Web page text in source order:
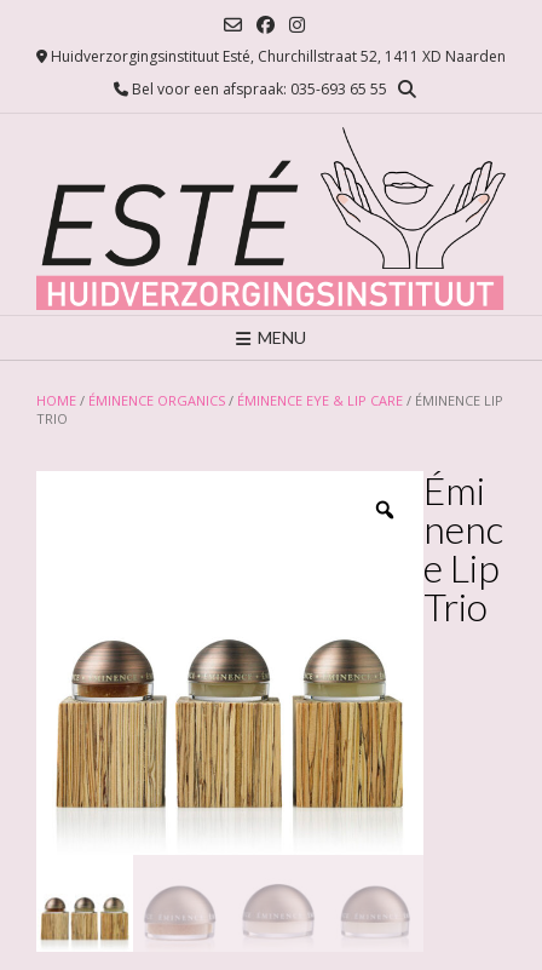
Huidverzorgingsinstituut Esté, Churchillstraat 52, 1411 XD Naarden
Bel voor een afspraak: 035-693 65 55
MENU
HOME / ÉMINENCE ORGANICS / ÉMINENCE EYE & LIP CARE / ÉMINENCE LIP
TRIO
Émi
nenc
e Lip
Trio